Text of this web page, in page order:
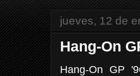
jueves, 12 de
Hang-On
Hang-On GP